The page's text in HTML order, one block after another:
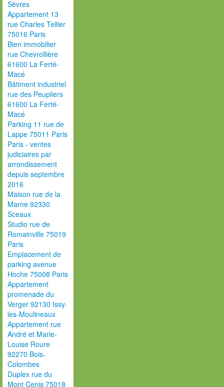
Sèvres
Appartement 13
rue Charles Tellier
75016 Paris
Bien immobilier
rue Chevrollière
61600 La Ferté-
Macé
Bâtiment industriel
rue des Peupliers
61600 La Ferté-
Macé
Parking 11 rue de
Lappe 75011 Paris
Paris - ventes
judiciaires par
arrondissement
depuis septembre
2016
Maison rue de la
Marne 92330
Sceaux
Studio rue de
Romainville 75019
Paris
Emplacement de
parking avenue
Hoche 75008 Paris
Appartement
promenade du
Verger 92130 Issy-
les-Moulineaux
Appartement rue
André et Marie-
Louise Roure
92270 Bois-
Colombes
Duplex rue du
Mont Cenis 75018